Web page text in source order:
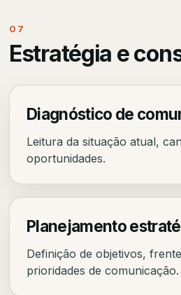
07
Estratégia e
Diagnóstico de
Leitura da situação atual,
oportunidades.
Planejamento
Definição de objetivos,
prioridades de comunicação.